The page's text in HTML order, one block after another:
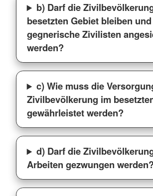
b) Darf die
besetzten Gebiet bleiben
gegnerische Zivilisten
werden?
c) Wie muss die
Zivilbevölkerung im
gewährleistet werden?
d) Darf die
Arbeiten gezwungen